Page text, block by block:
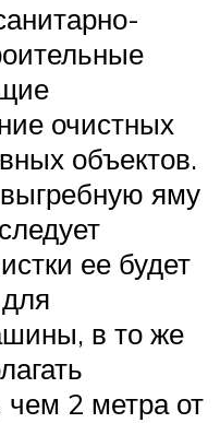
очистных
объектов.
яму
ее будет
в то же
чем 2 метра от